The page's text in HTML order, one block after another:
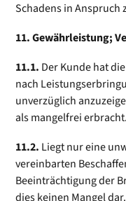
Schadens in Anspruch
11. Gewährleistung;
11.1. Der Kunde hat
nach
unverzüglich
als mangelfrei erbracht.
11.2. Liegt nur eine
vereinbarten
Beeinträchtigung der
dies keinen Mangel dar.